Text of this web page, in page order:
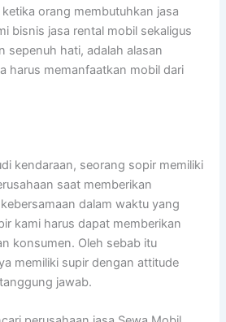
orang membutuhkan jasa
bisnis jasa rental mobil sekaligus
sepenuh hati, adalah alasan
harus memanfaatkan mobil dari
kendaraan, seorang sopir memiliki
saat memberikan
dalam waktu yang
kami harus dapat memberikan
konsumen. Oleh sebab itu
memiliki supir dengan attitude
jawab.